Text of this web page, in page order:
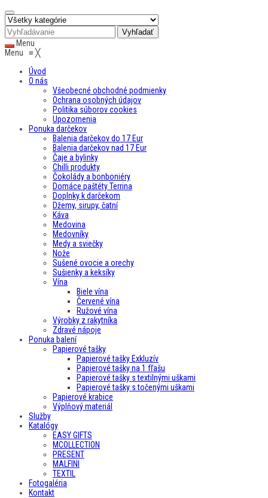
Menu
Menu ≡╳
Úvod
O nás
Všeobecné obchodné podmienky
Ochrana osobných údajov
Politika súborov cookies
Upozornenia
Ponuka darčekov
Balenia darčekov do 17 Eur
Balenia darčekov nad 17 Eur
Čaje a bylinky
Chilli produkty
Čokolády a bonboniéry
Domáce paštéty Terrina
Doplnky k darčekom
Džemy, sirupy, čatní
Káva
Medovina
Medovníky
Medy a sviečky
Nože
Sušené ovocie a orechy
Sušienky a keksíky
Vína
Biele vína
Červené vína
Ružové vína
Výrobky z rakytníka
Zdravé nápoje
Ponuka balení
Papierové tašky
Papierové tašky Exkluzív
Papierové tašky na 1 fľašu
Papierové tašky s textilnými uškami
Papierové tašky s točenými uškami
Papierové krabice
Výplňový materiál
Služby
Katalógy
EASY GIFTS
MCOLLECTION
PRESENT
MALFINI
TEXTIL
Fotogaléria
Kontakt